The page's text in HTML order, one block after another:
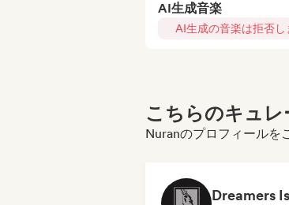
AI生成音楽
AI生成の音楽は拒否し
こちらのキュ
Nuranのプロフィールを